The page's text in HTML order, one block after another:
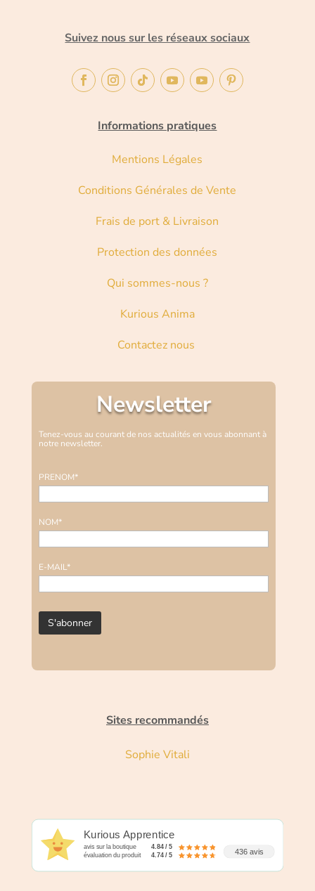
Suivez nous sur les réseaux sociaux
Informations pratiques
Mentions Légales
Conditions Générales de Vente
Frais de port & Livraison
Protection des données
Qui sommes-nous ?
Kurious Anima
Contactez nous
Newsletter
Tenez-vous au courant de nos actualités en vous abonnant à
notre newsletter.
PRENOM*
NOM*
E-MAIL*
Sites recommandés
Sophie Vitali
Kurious Apprentice
avis sur la boutique
4.84 / 5
évaluation du produit
4.74 / 5 436 avis